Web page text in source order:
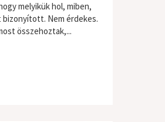
melyikük hol, miben,
bizonyított. Nem érdekes.
összehoztak,...